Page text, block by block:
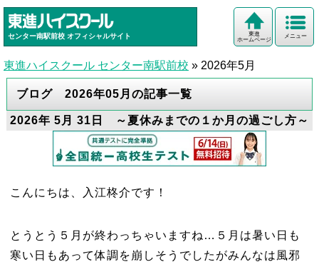
センター南駅前校 オフィシャルサイト メニュー
東進
ホームページ
東進ハイスクール センター南駅前校 » 2026年5月
ブログ 2026年05月の記事一覧
2026年 5月 31日 ～夏休みまでの１か月の過ごし方～
こんにちは、入江柊介です！
とうとう５月が終わっちゃいますね…５月は暑い日も
寒い日もあって体調を崩しそうでしたがみんなは風邪